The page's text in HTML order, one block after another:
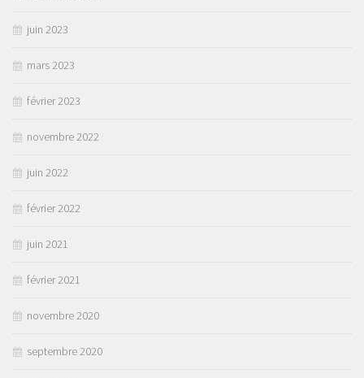
juin 2023
mars 2023
février 2023
novembre 2022
juin 2022
février 2022
juin 2021
février 2021
novembre 2020
septembre 2020